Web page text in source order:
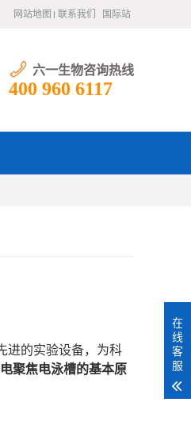
网站地图 联系我们 国际站
六一生物咨询热线
400 960 6117
进的实验设备，为科
聚焦电泳槽的基本原
在
线
客
服